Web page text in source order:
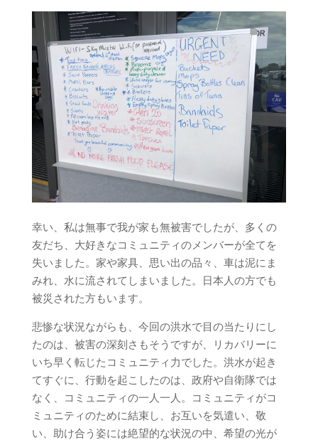
幸い、私は無事で我が家も無被害でしたが、多くの
友だち、大好きなコミュニティのメンバーが全てを
失いました。家や家具、思い出の品々、車は泥にま
みれ、水に流されてしまいました。日本人の方でも
被災された方もいます。
悲惨な状況ながらも、今回の洪水で目の当たりにし
たのは、被害の深刻さもそうですが、リカバリーに
いち早く転じたコミュニティ力でした。洪水が起き
てすぐに、行動を起こしたのは、政府や自衛隊では
なく、コミュニティの一人一人。コミュニティがコ
ミュニティのために結束し、お互いを気遣い、敬
い、助け合う姿には絶望的な状況の中、希望の光が